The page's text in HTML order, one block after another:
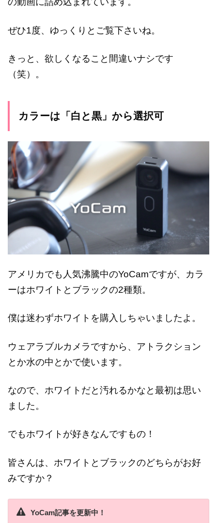
ぜひ1度、ゆっくりとご覧下さいね。
きっと、欲しくなること間違いナシです
（笑）。
カラーは「白と黒」から選択可
アメリカでも人気沸騰中のYoCamですが、カラ
ーはホワイトとブラックの2種類。
僕は迷わずホワイトを購入しちゃいましたよ。
ウェアラブルカメラですから、アトラクション
とか水の中とかで使います。
なので、ホワイトだと汚れるかなと最初は思い
ました。
でもホワイトが好きなんですもの！
皆さんは、ホワイトとブラックのどちらがお好
みですか？
YoCam記事を更新中！